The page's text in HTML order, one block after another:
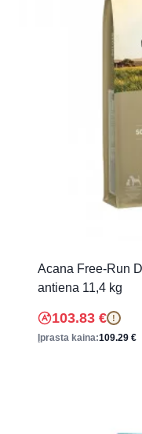
Acana Free-Run
antiena 11,4 kg
103.83 € !
Įprasta kaina:109.29 €